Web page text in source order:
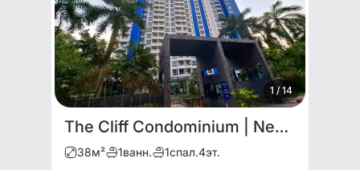
1 / 14
The Cliff Condominium | Newly Renovated 1BR with Pool View for SALE
38м² 1ванн. 1спал.4эт.